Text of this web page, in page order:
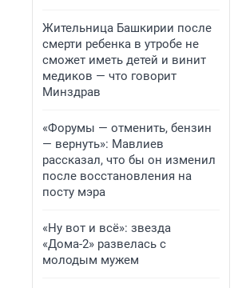
Жительница Башкирии после
смерти ребенка в утробе не
сможет иметь детей и винит
медиков — что говорит
Минздрав
«Форумы — отменить, бензин
— вернуть»: Мавлиев
рассказал, что бы он изменил
после восстановления на
посту мэра
«Ну вот и всё»: звезда
«Дома-2» развелась с
молодым мужем